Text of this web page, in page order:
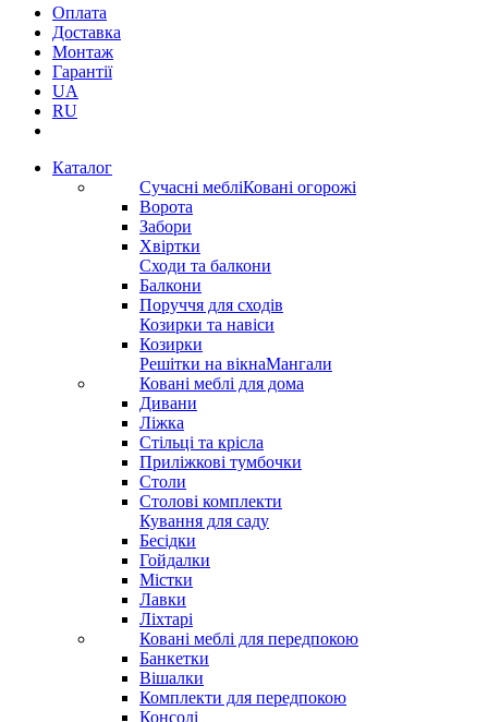
Оплата
Доставка
Монтаж
Гарантії
UA
RU
Каталог
Сучасні мебліКовані огорожі
Ворота
Забори
Хвіртки
Сходи та балкони
Балкони
Поруччя для сходів
Козирки та навіси
Козирки
Решітки на вікнаМангали
Ковані меблі для дома
Дивани
Ліжка
Стільці та крісла
Приліжкові тумбочки
Столи
Столові комплекти
Кування для саду
Бесідки
Гойдалки
Містки
Лавки
Ліхтарі
Ковані меблі для передпокою
Банкетки
Вішалки
Комплекти для передпокою
Консолі